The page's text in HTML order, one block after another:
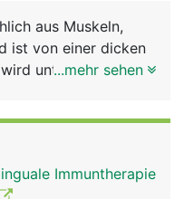
aus Muskeln,
ist von einer dicken
wird unterteilt in
dient. Die
Sie ist unerlässlich
...mehr sehen
Immuntherapie